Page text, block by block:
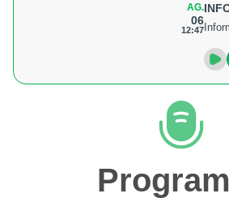
AG.
06
12:47